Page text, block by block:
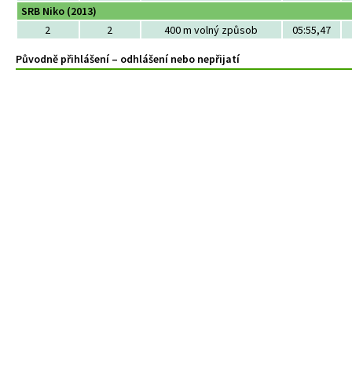
SRB Niko (2013)
2
2 400 m volný způsob 05:55,47
Původně přihlášení – odhlášení nebo nepřijatí